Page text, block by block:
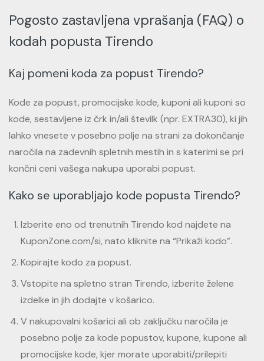
Pogosto zastavljena vprašanja (FAQ) o
kodah popusta Tirendo
Kaj pomeni koda za popust Tirendo?
Kode za popust, promocijske kode, kuponi ali kuponi so
kode, sestavljene iz črk in/ali številk (npr. EXTRA30), ki jih
lahko vnesete v posebno polje na strani za dokončanje
naročila na zadevnih spletnih mestih in s katerimi se pri
končni ceni vašega nakupa uporabi popust.
Kako se uporabljajo kode popusta Tirendo?
Izberite eno od trenutnih Tirendo kod najdete na
KuponZone.com/si, nato kliknite na “Prikaži kodo”.
Kopirajte kodo za popust.
Vstopite na spletno stran Tirendo, izberite želene
izdelke in jih dodajte v košarico.
V nakupovalni košarici ali ob zaključku naročila je
posebno polje za kode popustov, kupone, kupone ali
promocijske kode, kjer morate uporabiti/prilepiti